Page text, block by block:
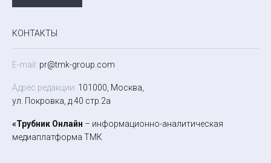
КОНТАКТЫ
E-mail: pr@tmk-group.com
Адрес редакции: 101000, Москва,
ул. Покровка, д.40 стр.2а
«Трубник Онлайн – информационно-аналитическая
медиаплатформа ТМК